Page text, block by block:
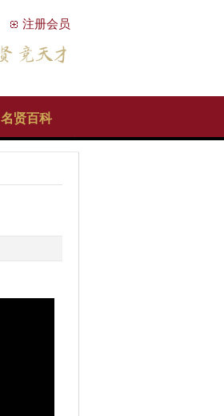
注册会员
名贤百科